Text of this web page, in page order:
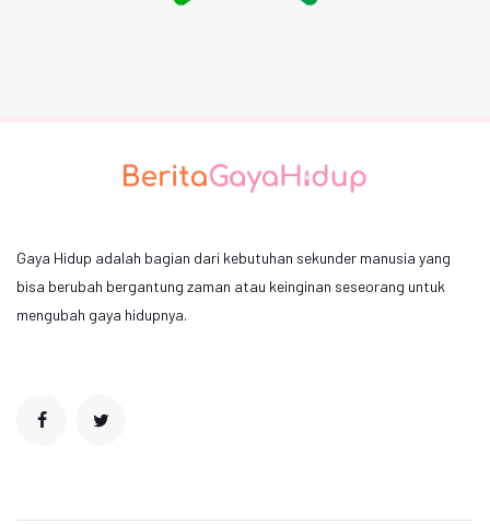
Gaya Hidup adalah bagian dari kebutuhan sekunder manusia yang
bisa berubah bergantung zaman atau keinginan seseorang untuk
mengubah gaya hidupnya.